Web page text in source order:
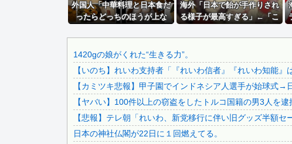
【画像】 今のクソガキ共、これを見たこと無くて渡されたら...
【悲報】「果糖」が「がん転移」を促すと判明
ドン・キホーテ露店「うなぎのかば焼き」で食中毒 男女14...
【朗報】プチプチで有名な川上産業、社名を「プチプチ株式会...
【悲報】 週刊少年ジャンプさん、最大発行部数653万部か...
みいちゃん、セコカンになる
【悲報】熊本市、ガチでやらかしてしまう・・・・
ジャンポケ斎藤と代理人のやりとり、「地獄すぎて完全にコン...
【画像】 日本共産党の街宣車、ほんと碌でもないな
外国人「中華料理と日本食だ
ったらどっちのほうが上な
海外「日本で飴が手作りされ
る様子が最高すぎる」←「こ
1420gの娘がくれた“生きる力”。
【いのち】れいわ支持者「『れいわ信者』『れいわ知能
【カミツキ悲報】甲子園でインドネシア人選手が始球式→
【ヤバい】100件以上の窃盗をしたトルコ国籍の男3人を逮
【悲報】テレ朝「れいわ、新党移行に伴い旧グッズ半額
日本の神社仏閣が22日に１回燃えてる。